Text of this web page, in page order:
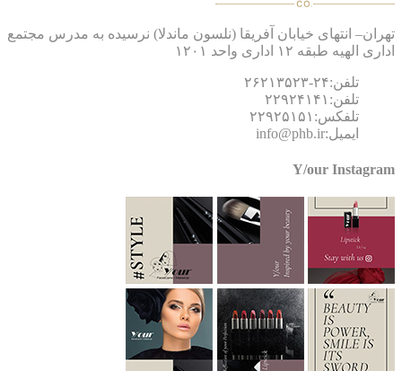
انتهای خیابان آفریقا (نلسون ماندلا) نرسیده به مدرس مجتمع
الهیه طبقه ۱۲ اداری واحد ۱۲۰۱
تلفن:۲۴-۲۶۲۱۳۵۲۳
تلفن:۲۲۹۲۴۱۴۱
تلفکس:۲۲۹۲۵۱۵۱
ایمیل:info@phb.ir
Y/our